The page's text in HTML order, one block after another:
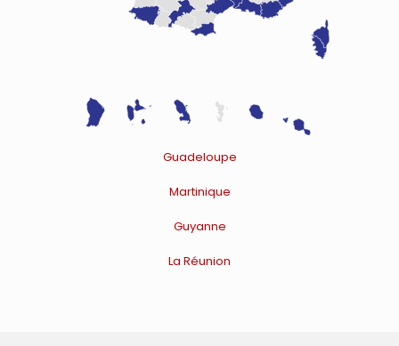
Guadeloupe
Martinique
Guyanne
La Réunion